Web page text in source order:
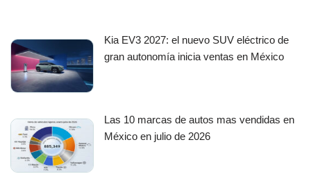
Kia EV3 2027: el nuevo SUV eléctrico de
gran autonomía inicia ventas en México
Las 10 marcas de autos mas vendidas en
México en julio de 2026